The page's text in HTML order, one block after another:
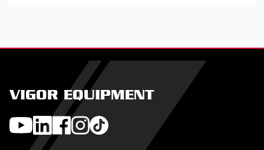
VIGOR EQUIPMENT